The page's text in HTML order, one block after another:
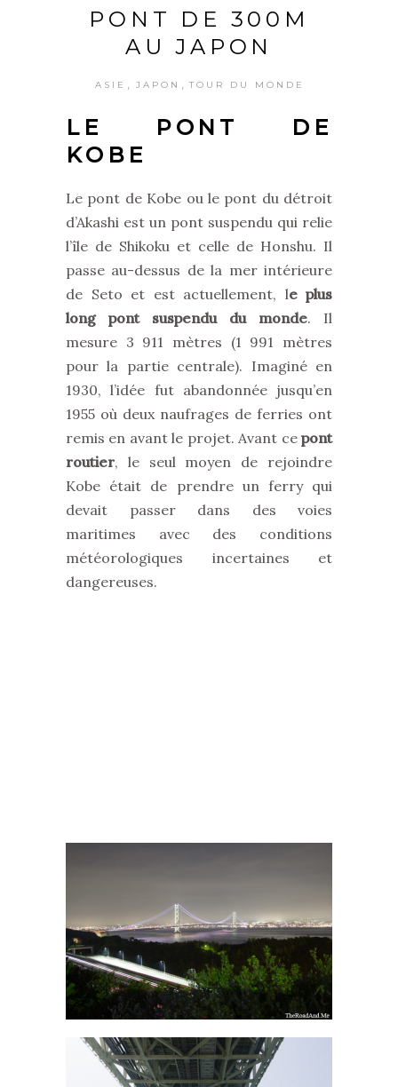
PONT DE 300M
AU JAPON
ASIE JAPON TOUR DU MONDE
LE PONT DE
KOBE
Le pont de Kobe ou le pont du détroit
d’Akashi est un pont suspendu qui relie
l’île de Shikoku et celle de Honshu. Il
passe au-dessus de la mer intérieure
de Seto et est actuellement, le plus
long pont suspendu du monde. Il
mesure 3 911 mètres (1 991 mètres
pour la partie centrale). Imaginé en
1930, l’idée fut abandonnée jusqu’en
1955 où deux naufrages de ferries ont
remis en avant le projet. Avant cepont
routier, le seul moyen de rejoindre
Kobe était de prendre un ferry qui
devait passer dans des voies
maritimes avec des conditions
météorologiques incertaines et
dangereuses.